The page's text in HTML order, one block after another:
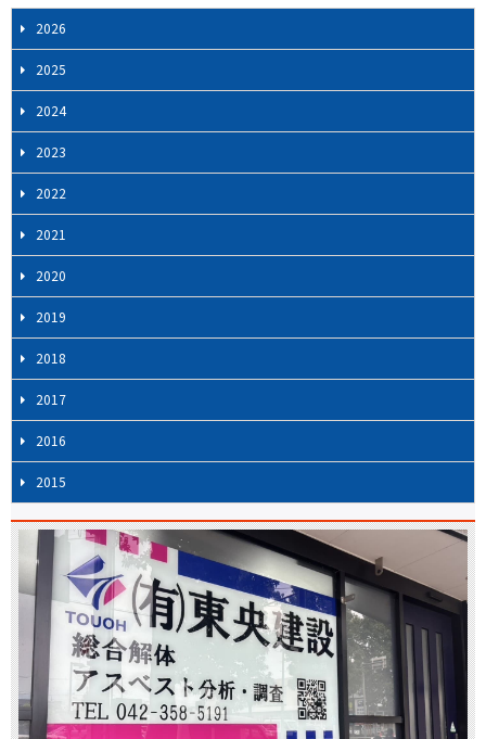
ナ
ビ
ゲ
ー
シ
ョ
ン
2026
2025
2024
2023
2022
2021
2020
2019
2018
2017
2016
2015